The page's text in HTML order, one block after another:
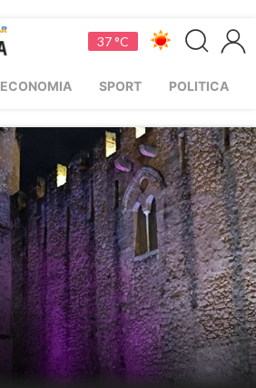
37 °C
ECONOMIA SPORT POLITICA